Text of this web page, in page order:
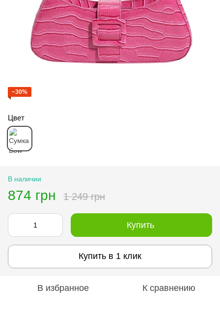
−30%
Цвет
В наличии
874 грн 1 249 грн
Купить
Купить в 1 клик
В избранное К сравнению